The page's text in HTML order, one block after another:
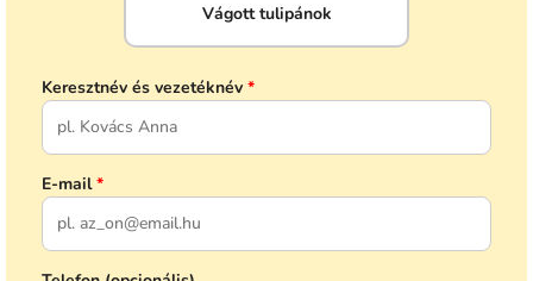
Vágott tulipánok
Keresztnév és vezetéknév *
E-mail*